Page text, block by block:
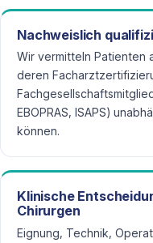
Nachweislich
Wir vermitteln Patienten
deren
EBOPRAS, ISAPS)
können.
Klinische
Chirurgen
Eignung, Technik,